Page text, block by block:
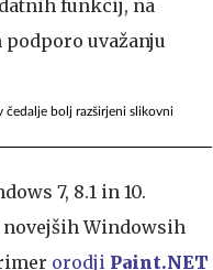
čedalje bolj razširjeni slikovni
7, 8.1 in 10.
novejših Windowsih
orodji Paint.NET